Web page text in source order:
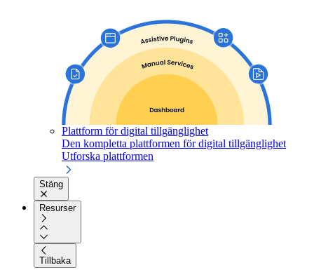
Plattform för digital tillgänglighet
Den kompletta plattformen för digital tillgänglighet
Utforska plattformen
Stäng
Resurser
Tillbaka